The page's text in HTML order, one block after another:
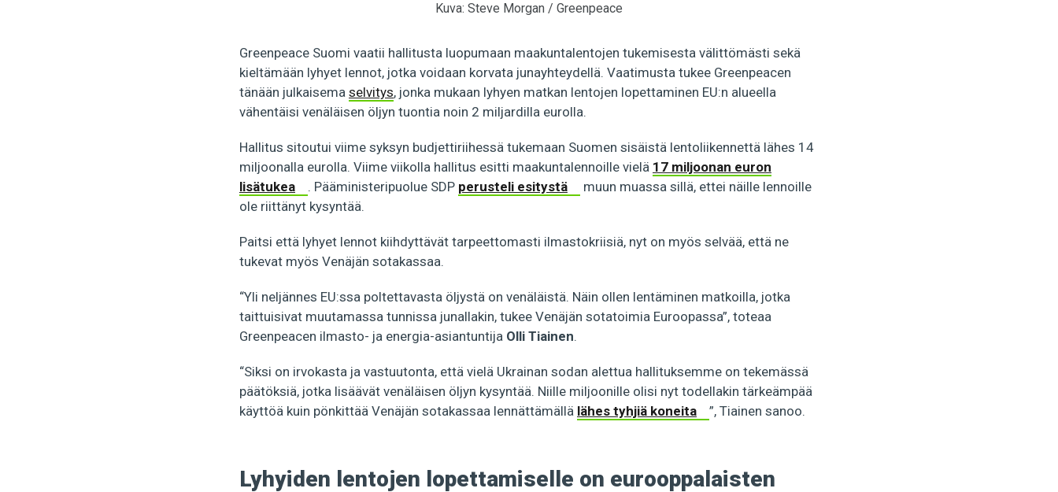
Kuva: Steve Morgan / Greenpeace
Greenpeace Suomi vaatii hallitusta luopumaan maakuntalentojen tukemisesta välittömästi sekä
kieltämään lyhyet lennot, jotka voidaan korvata junayhteydellä. Vaatimusta tukee Greenpeacen
tänään julkaisema selvitys, jonka mukaan lyhyen matkan lentojen lopettaminen EU:n alueella
vähentäisi venäläisen öljyn tuontia noin 2 miljardilla eurolla.
Hallitus sitoutui viime syksyn budjettiriihessä tukemaan Suomen sisäistä lentoliikennettä lähes 14
miljoonalla eurolla. Viime viikolla hallitus esitti maakuntalennoille vielä 17 miljoonan euron
lisätukea
. Pääministeripuolue SDP perusteli esitystä
muun muassa sillä, ettei näille lennoille
ole riittänyt kysyntää.
Paitsi että lyhyet lennot kiihdyttävät tarpeettomasti ilmastokriisiä, nyt on myös selvää, että ne
tukevat myös Venäjän sotakassaa.
“Yli neljännes EU:ssa poltettavasta öljystä on venäläistä. Näin ollen lentäminen matkoilla, jotka
taittuisivat muutamassa tunnissa junallakin, tukee Venäjän sotatoimia Euroopassa”, toteaa
Greenpeacen ilmasto- ja energia-asiantuntija Olli Tiainen.
“Siksi on irvokasta ja vastuutonta, että vielä Ukrainan sodan alettua hallituksemme on tekemässä
päätöksiä, jotka lisäävät venäläisen öljyn kysyntää. Niille miljoonille olisi nyt todellakin tärkeämpää
käyttöä kuin pönkittää Venäjän sotakassaa lennättämällä lähes tyhjiä koneita ”, Tiainen sanoo.
Lyhyiden lentojen lopettamiselle on eurooppalaisten